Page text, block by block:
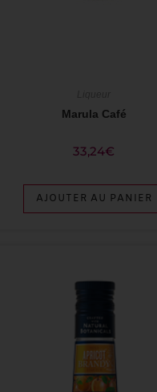
Marula Café
33,24€
AJOUTER AU PANIER